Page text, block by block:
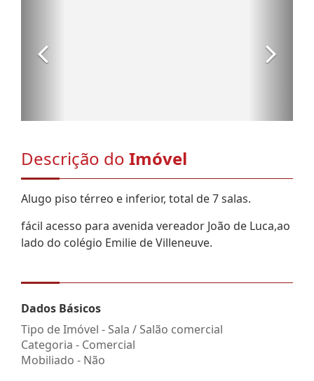
Descrição do Imóvel
Alugo piso térreo e inferior, total de 7 salas.
fácil acesso para avenida vereador João de Luca,ao
lado do colégio Emilie de Villeneuve.
Dados Básicos
Tipo de Imóvel - Sala / Salão comercial
Categoria - Comercial
Mobiliado - Não